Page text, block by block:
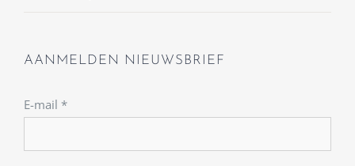
AANMELDEN NIEUWSBRIEF
E-mail *